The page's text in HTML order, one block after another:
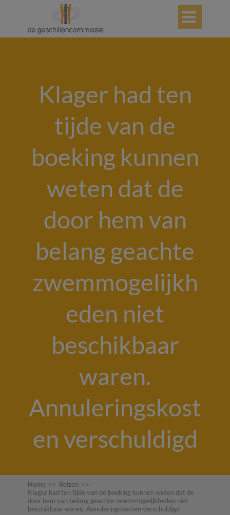

Klager had ten
tijde van de
boeking kunnen
weten dat de
door hem van
belang geachte
zwemmogelijkh
eden niet
beschikbaar
waren.
Annuleringskost
en verschuldigd
Home >> Reizen >>
Klager had ten tijde van de boeking kunnen weten dat de
door hem van belang geachte zwemmogelijkheden niet
beschikbaar waren. Annuleringskosten verschuldigd